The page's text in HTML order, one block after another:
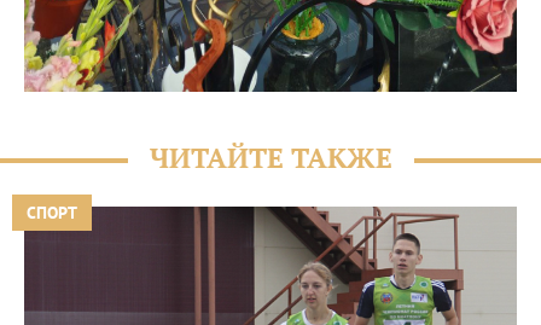
ЧИТАЙТЕ ТАКЖЕ
СПОРТ